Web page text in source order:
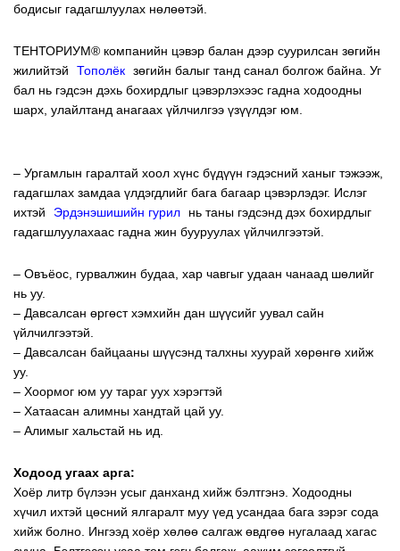
бодисыг гадагшлуулах нөлөөтэй.
ТЕНТОРИУМ® компанийн цэвэр балан дээр суурилсан зөгийн
жилийтэй
“Тополёк зөгийн балыг танд санал болгож байна. Уг
бал нь гэдсэн дэхь бохирдлыг цэвэрлэхээс гадна ходоодны
шарх, улайлтанд анагаах үйлчилгээ үзүүлдэг юм.
– Ургамлын гаралтай хоол хүнс бүдүүн гэдэсний ханыг тэжээж,
гадагшлах замдаа үлдэгдлийг бага багаар цэвэрлэдэг. Ислэг
ихтэй
Эрдэнэшишийн гурил
нь таны гэдсэнд дэх бохирдлыг
гадагшлуулахаас гадна жин бууруулах үйлчилгээтэй.
– Овъёос, гурвалжин будаа, хар чавгыг удаан чанаад шөлийг
нь уу.
– Давсалсан өргөст хэмхийн дан шүүсийг уувал сайн
үйлчилгээтэй.
– Давсалсан байцааны шүүсэнд талхны хуурай хөрөнгө хийж
уу.
– Хоормог юм уу тараг уух хэрэгтэй
– Хатаасан алимны хандтай цай уу.
– Алимыг хальстай нь ид.
Ходоод угаах арга:
Хоёр литр бүлээн усыг данханд хийж бэлтгэнэ. Ходоодны
хүчил ихтэй цөсний ялгаралт муу үед усандаа бага зэрэг сода
хийж болно. Ингээд хоёр хөлөө салгаж өвдгөө нугалаад хагас